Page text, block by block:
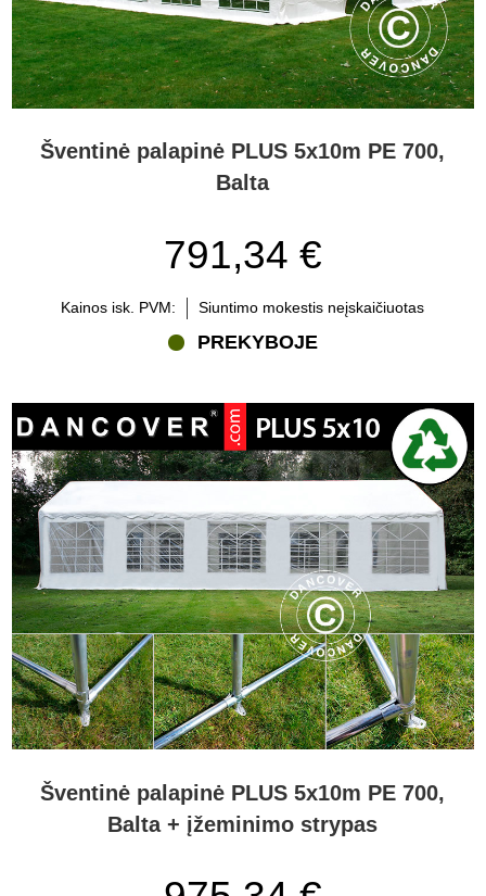
Šventinė palapinė PLUS 5x10m PE 700,
Balta
791,34 €
Kainos isk. PVM: Siuntimo mokestis neįskaičiuotas
PREKYBOJE
Šventinė palapinė PLUS 5x10m PE 700,
Balta + įžeminimo strypas